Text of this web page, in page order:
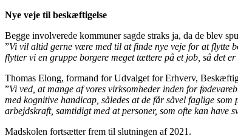
Nye veje til beskæftigelse
Begge involverede kommuner sagde straks ja, da de blev
”Vi vil altid gerne være med til at finde nye veje for at flytte
flytter vi en gruppe borgere meget tættere på et job, så det
Thomas Elong, formand for Udvalget for Erhverv,
”Vi ved, at mange af vores virksomheder inden for
med kognitive handicap, således at de får såvel faglige
arbejdskraft, samtidigt med at personer, som ofte kan
Madskolen fortsætter frem til slutningen af 2021.